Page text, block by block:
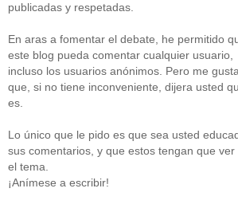
publicadas y respetadas.
En aras a fomentar el debate, he permitido
este blog pueda comentar cualquier usuario,
incluso los usuarios anónimos. Pero me
que, si no tiene inconveniente, dijera usted
es.
Lo único que le pido es que sea usted
sus comentarios, y que estos tengan que ver
el tema.
¡Anímese a escribir!